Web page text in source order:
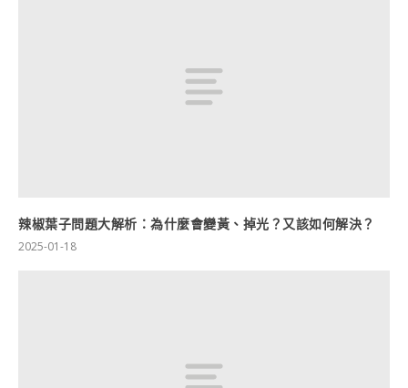
辣椒葉子問題大解析：為什麼會變黃、掉光？又該如何解決？
2025-01-18